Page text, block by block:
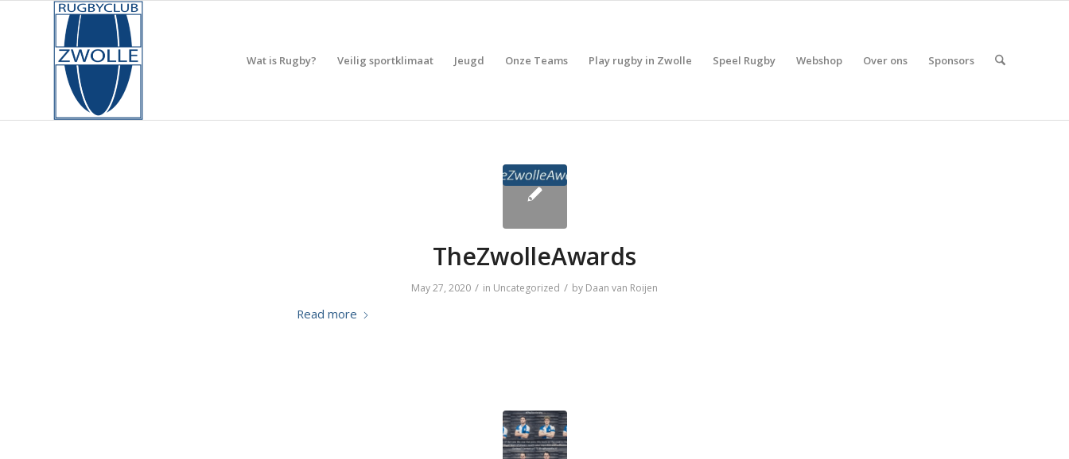
Wat is Rugby? Veilig sportklimaat Jeugd Onze Teams Play rugby in Zwolle Speel Rugby Webshop Over ons Sponsors
TheZwolleAwards
May 27, 2020 / in Uncategorized / by Daan van Roijen
Read more